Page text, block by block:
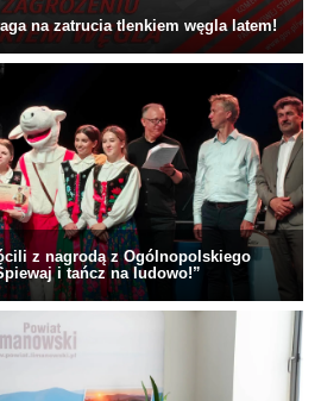
na zatrucia tlenkiem węgla latem!
z nagrodą z Ogólnopolskiego
i tańcz na ludowo!”